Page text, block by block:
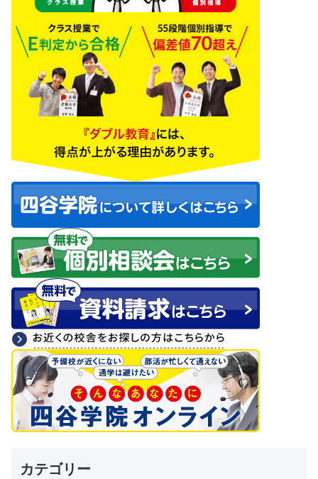
カテゴリー